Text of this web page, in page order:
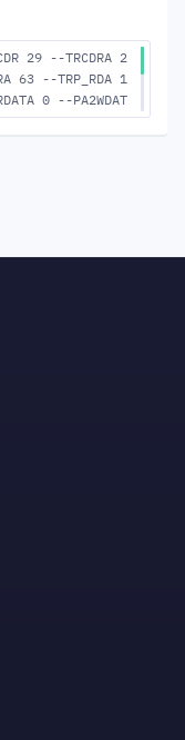
29 --TRCDRA 2
63 --TRP_RDA 1
0 --PA2WDAT
7 --TFAW32